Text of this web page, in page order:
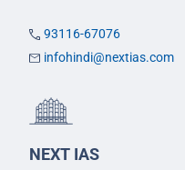
93116-67076
infohindi@nextias.com
NEXT IAS